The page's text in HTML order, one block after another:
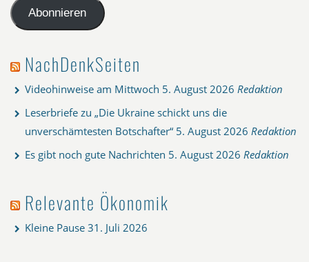
AdresseAbonnieren
NachDenkSeiten
Videohinweise am Mittwoch 5. August 2026 Redaktion
Leserbriefe zu „Die Ukraine schickt uns die
unverschämtesten Botschafter“ 5. August 2026 Redaktion
Es gibt noch gute Nachrichten 5. August 2026 Redaktion
Relevante Ökonomik
Kleine Pause 31. Juli 2026